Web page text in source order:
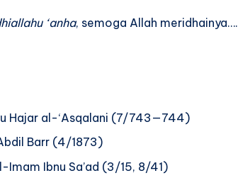
‘anha, semoga Allah meridhainya….
Hajar al-‘Asqalani (7/743—744)
Barr (4/1873)
Imam Ibnu Sa’ad (3/15, 8/41)